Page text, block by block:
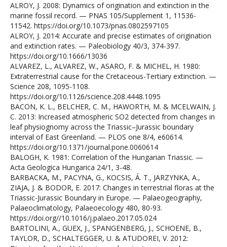
ALROY, J. 2008: Dynamics of origination and extinction in the
marine fossil record. — PNAS 105/Supplement 1, 11536-
11542. https://doi.org/10.1073/pnas.0802597105
ALROY, J. 2014: Accurate and precise estimates of origination
and extinction rates. — Paleobiology 40/3, 374-397.
https://doi.org/10.1666/13036
ALVAREZ, L., ALVAREZ, W., ASARO, F. & MICHEL, H. 1980:
Extraterrestrial cause for the Cretaceous-Tertiary extinction. —
Science 208, 1095-1108.
https://doi.org/10.1126/science.208.4448.1095
BACON, K. L., BELCHER, C. M., HAWORTH, M. & MCELWAIN, J.
C. 2013: Increased atmospheric SO2 detected from changes in
leaf physiognomy across the Triassic–Jurassic boundary
interval of East Greenland. — PLOS one 8/4, e60614.
https://doi.org/10.1371/journal.pone.0060614
BALOGH, K. 1981: Correlation of the Hungarian Triassic. —
Acta Geologica Hungarica 24/1, 3-48.
BARBACKA, M., PACYNA, G., KOCSIS, Á. T., JARZYNKA, A.,
ZIAJA, J. & BODOR, E. 2017: Changes in terrestrial floras at the
Triassic-Jurassic Boundary in Europe. — Palaeogeography,
Palaeoclimatology, Palaeoecology 480, 80-93.
https://doi.org//10.1016/j.palaeo.2017.05.024
BARTOLINI, A., GUEX, J., SPANGENBERG, J., SCHOENE, B.,
TAYLOR, D., SCHALTEGGER, U. & ATUDOREI, V. 2012: